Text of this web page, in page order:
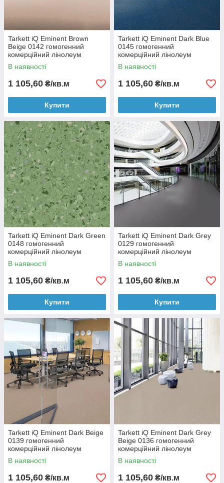
Tarkett iQ Eminent Brown
Beige 0142 гомогенний
комерційний лінолеум
В наявності
1 105,60 ₴/кв.м
Купити
Tarkett iQ Eminent Dark Blue
0145 гомогенний
комерційний лінолеум
В наявності
1 105,60 ₴/кв.м
Купити
Tarkett iQ Eminent Dark Green
0148 гомогенний
комерційний лінолеум
В наявності
1 105,60 ₴/кв.м
Купити
Tarkett iQ Eminent Dark Grey
0129 гомогенний
комерційний лінолеум
В наявності
1 105,60 ₴/кв.м
Купити
Tarkett iQ Eminent Dark Beige
0139 гомогенний
комерційний лінолеум
В наявності
1 105,60 ₴/кв.м
Tarkett iQ Eminent Dark Grey
Beige 0136 гомогенний
комерційний лінолеум
В наявності
1 105,60 ₴/кв.м